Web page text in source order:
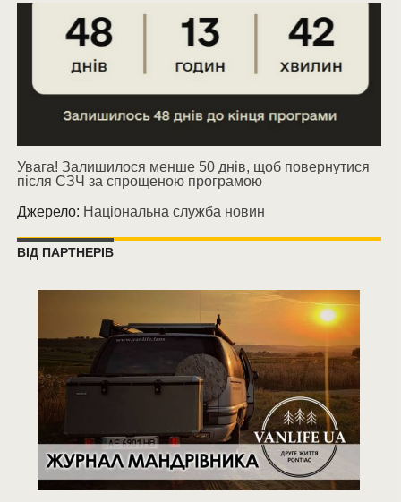
Увага! Залишилося менше 50 днів, щоб повернутися
після СЗЧ за спрощеною програмою
Джерело: Національна служба новин
ВІД ПАРТНЕРІВ